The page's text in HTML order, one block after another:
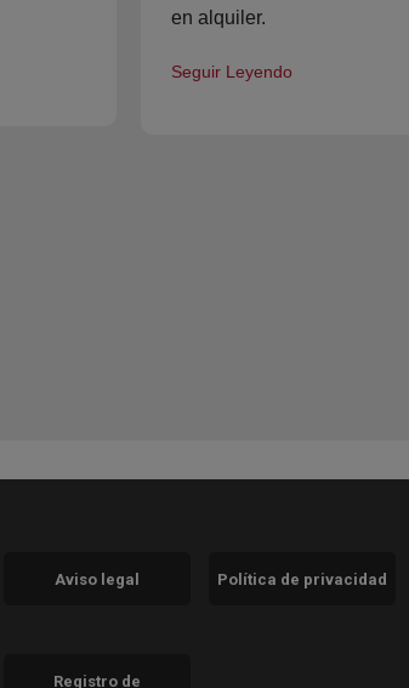
en alquiler.
Seguir Leyendo
nueva)
ventana nueva)
nueva)nueva)
Aviso legal Política de privacidad
Registro de